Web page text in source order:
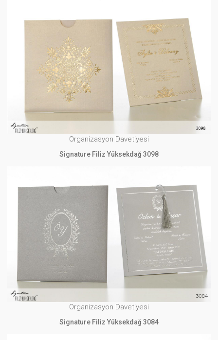
Organizasyon Davetiyesi
Signature Filiz Yüksekdağ 3098
İNCELE
Organizasyon Davetiyesi
Signature Filiz Yüksekdağ 3098
Organizasyon Davetiyesi
Signature Filiz Yüksekdağ 3084
İNCELE
Organizasyon Davetiyesi
Signature Filiz Yüksekdağ 3084